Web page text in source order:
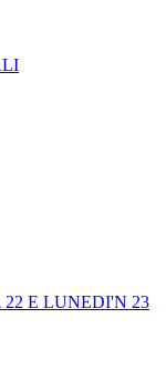
E LUNEDI'N 23